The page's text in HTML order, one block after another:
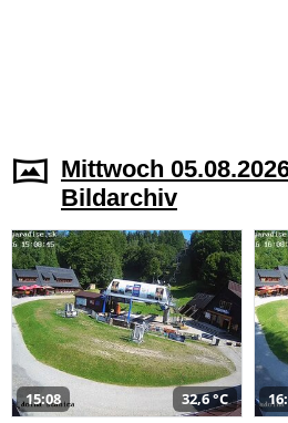
Mittwoch
Bildarchiv
15:08 32,6 °C